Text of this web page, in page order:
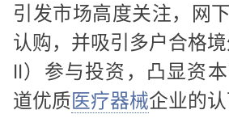
引发市场高度关注，网
认购，并吸引多户合格
II）参与投资，凸显资
道优质医疗器械企业的认